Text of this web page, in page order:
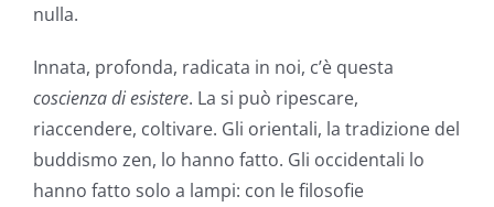
nulla.
Innata, profonda, radicata in noi, c’è questa
coscienza di esistere. La si può ripescare,
riaccendere, coltivare. Gli orientali, la tradizione del
buddismo zen, lo hanno fatto. Gli occidentali lo
hanno fatto solo a lampi: con le filosofie